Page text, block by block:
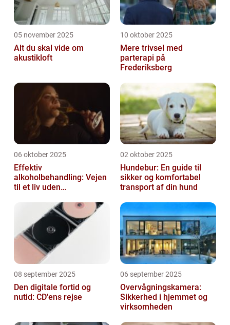
05 november 2025
Alt du skal vide om
akustikloft
10 oktober 2025
Mere trivsel med
parterapi på
Frederiksberg
06 oktober 2025
Effektiv
alkoholbehandling: Vejen
til et liv uden
02 oktober 2025
Hundebur: En guide til
sikker og komfortabel
transport af din hund
08 september 2025
Den digitale fortid og
nutid: CD'ens rejse
06 september 2025
Overvågningskamera:
Sikkerhed i hjemmet og
virksomheden